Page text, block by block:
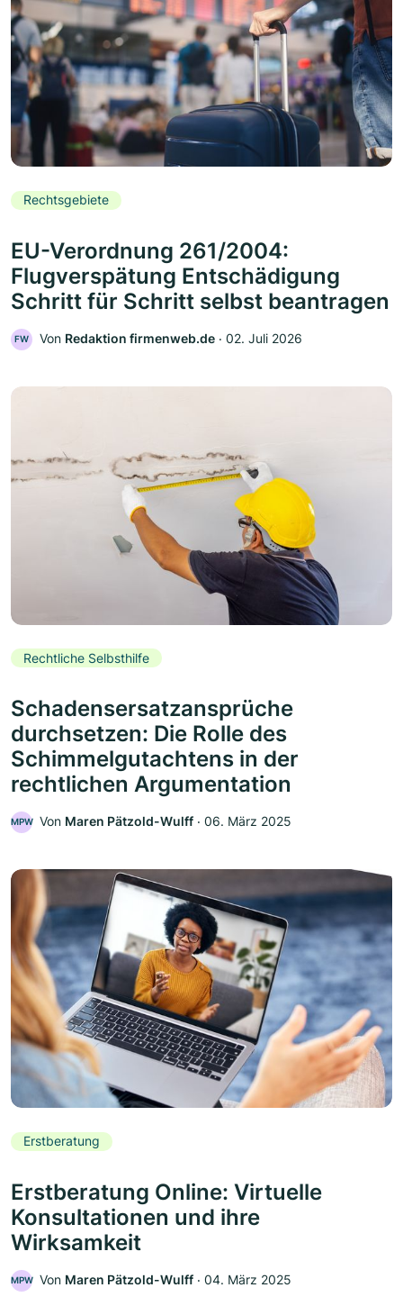
Rechtsgebiete
EU-Verordnung 261/2004:
Flugverspätung Entschädigung
Schritt für Schritt selbst beantragen
FW Von Redaktion firmenweb.de ‧ 02. Juli 2026
Rechtliche Selbsthilfe
Schadensersatzansprüche
durchsetzen: Die Rolle des
Schimmelgutachtens in der
rechtlichen Argumentation
MPW Von Maren Pätzold-Wulff ‧ 06. März 2025
Erstberatung
Erstberatung Online: Virtuelle
Konsultationen und ihre
Wirksamkeit
MPW Von Maren Pätzold-Wulff ‧ 04. März 2025